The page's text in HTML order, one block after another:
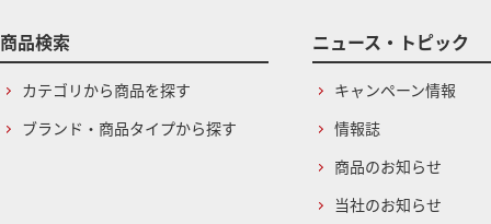
商品検索
カテゴリから商品を探す
ブランド・商品タイプから探す
ニュース・トピック
キャンペーン情報
情報誌
商品のお知らせ
当社のお知らせ